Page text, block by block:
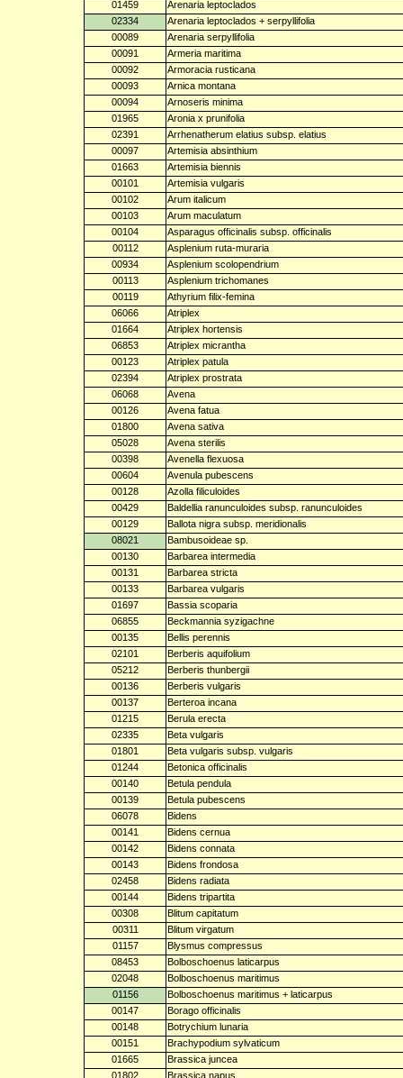
01459
Arenaria leptoclados
02334
Arenaria leptoclados + serpyllifolia
00089
Arenaria serpyllifolia
00091
Armeria maritima
00092
Armoracia rusticana
00093
Arnica montana
00094
Arnoseris minima
01965
Aronia x prunifolia
02391
Arrhenatherum elatius subsp. elatius
00097
Artemisia absinthium
01663
Artemisia biennis
00101
Artemisia vulgaris
00102
Arum italicum
00103
Arum maculatum
00104
Asparagus officinalis subsp. officinalis
00112
Asplenium ruta-muraria
00934
Asplenium scolopendrium
00113
Asplenium trichomanes
00119
Athyrium filix-femina
06066
Atriplex
01664
Atriplex hortensis
06853
Atriplex micrantha
00123
Atriplex patula
02394
Atriplex prostrata
06068
Avena
00126
Avena fatua
01800
Avena sativa
05028
Avena sterilis
00398
Avenella flexuosa
00604
Avenula pubescens
00128
Azolla filiculoides
00429
Baldellia ranunculoides subsp. ranunculoides
00129
Ballota nigra subsp. meridionalis
08021
Bambusoideae sp.
00130
Barbarea intermedia
00131
Barbarea stricta
00133
Barbarea vulgaris
01697
Bassia scoparia
06855
Beckmannia syzigachne
00135
Bellis perennis
02101
Berberis aquifolium
05212
Berberis thunbergii
00136
Berberis vulgaris
00137
Berteroa incana
01215
Berula erecta
02335
Beta vulgaris
01801
Beta vulgaris subsp. vulgaris
01244
Betonica officinalis
00140
Betula pendula
00139
Betula pubescens
06078
Bidens
00141
Bidens cernua
00142
Bidens connata
00143
Bidens frondosa
02458
Bidens radiata
00144
Bidens tripartita
00308
Blitum capitatum
00311
Blitum virgatum
01157
Blysmus compressus
08453
Bolboschoenus laticarpus
02048
Bolboschoenus maritimus
01156
Bolboschoenus maritimus + laticarpus
00147
Borago officinalis
00148
Botrychium lunaria
00151
Brachypodium sylvaticum
01665
Brassica juncea
01802
Brassica napus